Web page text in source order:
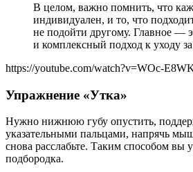
В целом, важно помнить, что
индивидуален, и то, что
не подойти другому. Главное —
и комплексный подход к уходу
https://youtube.com/watch?v=WOc-
Упражнение «Утка»
Нужно нижнюю губу опустить,
указательными пальцами, напрячь
снова расслабьте. Таким способом
подбородка.